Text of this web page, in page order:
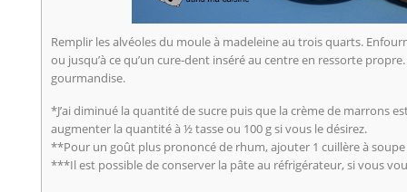
Remplir les alvéoles du moule à madeleine au trois quarts.
ou jusqu’à ce qu’un cure-dent inséré au centre en ressorte
gourmandise.
*J’ai diminué la quantité de sucre puis que la crème de marrons
augmenter la quantité à ½ tasse ou 100 g si vous le désirez.
**Pour un goût plus prononcé de rhum, ajouter 1 cuillère à
***Il est possible de conserver la pâte au réfrigérateur, si vous